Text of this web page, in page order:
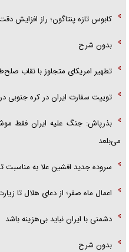
کابوس تازه پنتاگون؛ راز
بدون شرح
تطهیر امریکای متجاوز با نقاب
توییت سفارت ایران در کره جنوبی
بذرپاش: ‏جنگ علیه ایران فقط
می‌بلعد
سروده جدید افشین علا به مناسبت
اعمال ماه صفر؛ از دعای هلال تا
دشمنی با ایران نباید بی‌هزینه باشد
بدون شرح